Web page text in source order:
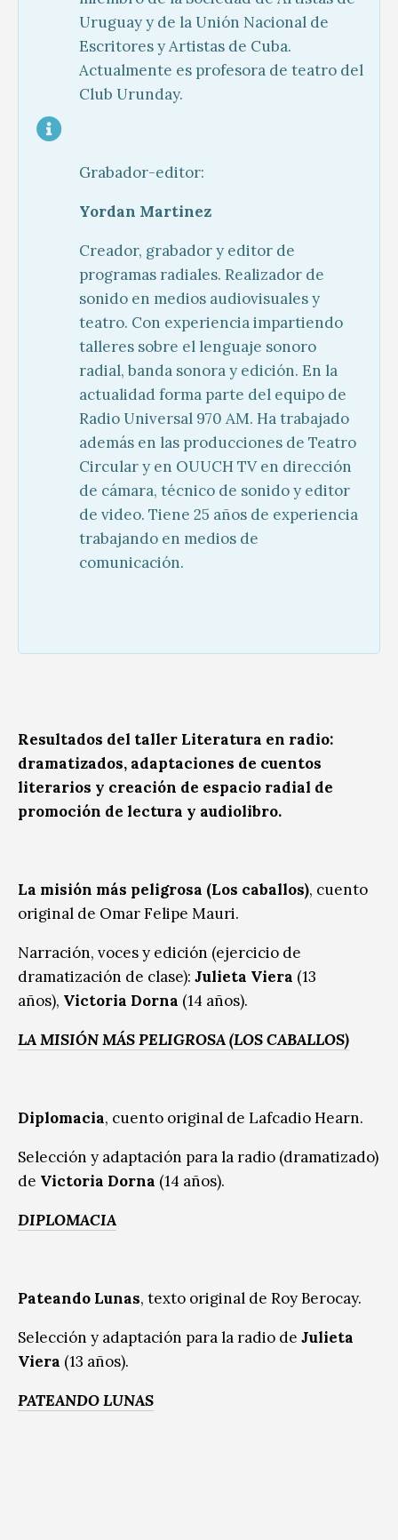
Uruguay y de la Unión Nacional de
Escritores y Artistas de Cuba.
Actualmente es profesora de teatro del
Club Urunday.
Grabador-editor:
Yordan Martinez
Creador, grabador y editor de
programas radiales. Realizador de
sonido en medios audiovisuales y
teatro. Con experiencia impartiendo
talleres sobre el lenguaje sonoro
radial, banda sonora y edición. En la
actualidad forma parte del equipo de
Radio Universal 970 AM. Ha trabajado
además en las producciones de Teatro
Circular y en OUUCH TV en dirección
de cámara, técnico de sonido y editor
de video. Tiene 25 años de experiencia
trabajando en medios de
comunicación.
Resultados del taller Literatura en radio:
dramatizados, adaptaciones de cuentos
literarios y creación de espacio radial de
promoción de lectura y audiolibro.
La misión más peligrosa (Los caballos), cuento
original de Omar Felipe Mauri.
Narración, voces y edición (ejercicio de
dramatización de clase): Julieta Viera (13
años), Victoria Dorna (14 años).
LA MISIÓN MÁS PELIGROSA (LOS CABALLOS)
Diplomacia, cuento original de Lafcadio Hearn.
Selección y adaptación para la radio (dramatizado)
de Victoria Dorna (14 años).
DIPLOMACIA
Pateando Lunas, texto original de Roy Berocay.
Selección y adaptación para la radio de Julieta
Viera (13 años).
PATEANDO LUNAS